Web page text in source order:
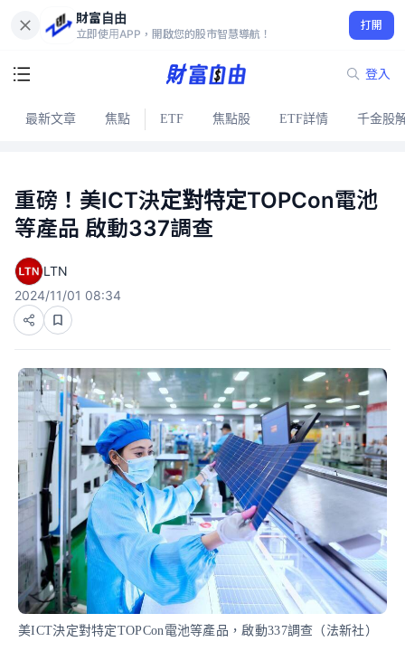
財富自由
立即使用APP，開啟您的股市智慧導航！
打開
登入
最新文章 焦點 ETF 焦點股 ETF詳情 千金股
重磅！美ICT決定對特定TOPCon電池
等產品 啟動337調查
LTN
2024/11/01 08:34
美ICT決定對特定TOPCon電池等產品，啟動337調查（法新社）